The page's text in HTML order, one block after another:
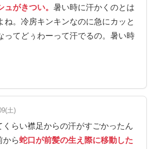
がきつい。 暑い時に汗かくのとは
ね。冷房キンキンなのに急にカッと
ってどぅわーって汗でるの。暑い時
土)
くらい襟足からの汗がすごかったん
から蛇口が前髪の生え際に移動した